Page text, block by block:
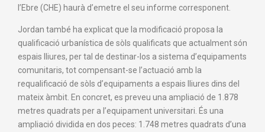
l’Ebre (CHE) haurà d’emetre el seu informe corresponent.
Jordan també ha explicat que la modificació proposa la
qualificació urbanística de sòls qualificats que actualment són
espais lliures, per tal de destinar-los a sistema d’equipaments
comunitaris, tot compensant-se l’actuació amb la
requalificació de sòls d’equipaments a espais lliures dins del
mateix àmbit. En concret, es preveu una ampliació de 1.878
metres quadrats per a l’equipament universitari. És una
ampliació dividida en dos peces: 1.748 metres quadrats d’una